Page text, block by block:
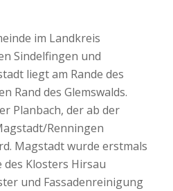
im Landkreis
Sindelfingen und
liegt am Rande des
Rand des Glemswalds.
Planbach, der ab der
Renningen
Magstadt wurde erstmals
des Klosters Hirsau
und Fassadenreinigung